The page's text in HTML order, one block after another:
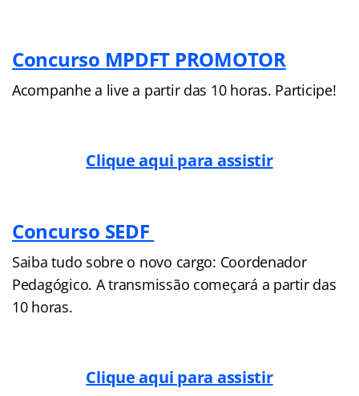
Concurso MPDFT PROMOTOR
Acompanhe a live a partir das 10 horas. Participe!
Clique aqui para assistir
Concurso SEDF
Saiba tudo sobre o novo cargo: Coordenador
Pedagógico. A transmissão começará a partir das
10 horas.
Clique aqui para assistir